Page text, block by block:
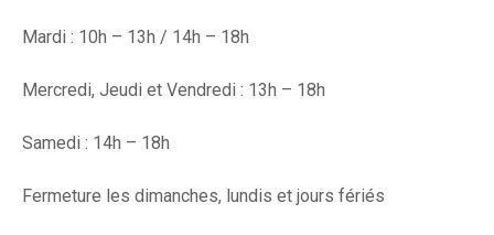
Mardi : 10h – 13h / 14h – 18h
Mercredi, Jeudi et Vendredi : 13h – 18h
Samedi : 14h – 18h
Fermeture les dimanches, lundis et jours fériés